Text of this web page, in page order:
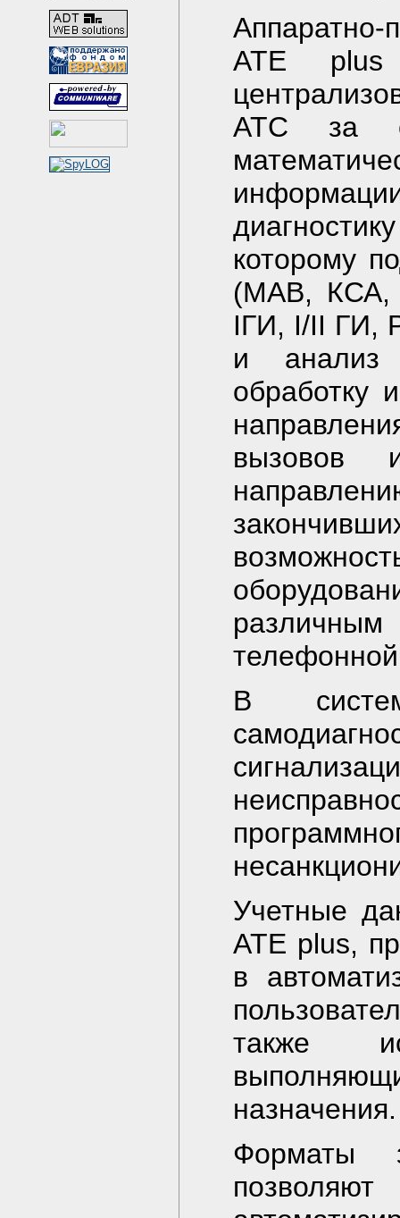
ATE plus
АТС за
которому
(МАВ,
IГИ, I/II ГИ,
и анализ
обработку
вызовов
В
Учетные
ATE plus,
в
также
назначения.
Форматы